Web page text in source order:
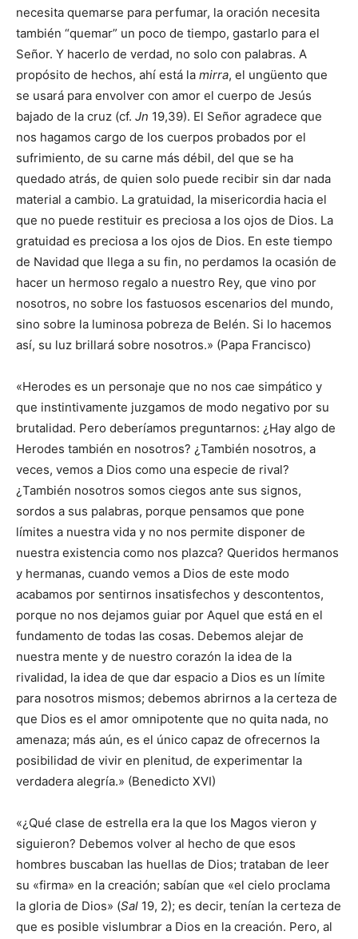
necesita quemarse para perfumar, la oración necesita
también “quemar” un poco de tiempo, gastarlo para el
Señor. Y hacerlo de verdad, no solo con palabras. A
propósito de hechos, ahí está la mirra, el ungüento que
se usará para envolver con amor el cuerpo de Jesús
bajado de la cruz (cf. Jn 19,39). El Señor agradece que
nos hagamos cargo de los cuerpos probados por el
sufrimiento, de su carne más débil, del que se ha
quedado atrás, de quien solo puede recibir sin dar nada
material a cambio. La gratuidad, la misericordia hacia el
que no puede restituir es preciosa a los ojos de Dios. La
gratuidad es preciosa a los ojos de Dios. En este tiempo
de Navidad que llega a su fin, no perdamos la ocasión de
hacer un hermoso regalo a nuestro Rey, que vino por
nosotros, no sobre los fastuosos escenarios del mundo,
sino sobre la luminosa pobreza de Belén. Si lo hacemos
así, su luz brillará sobre nosotros.» (Papa Francisco)
«Herodes es un personaje que no nos cae simpático y
que instintivamente juzgamos de modo negativo por su
brutalidad. Pero deberíamos preguntarnos: ¿Hay algo de
Herodes también en nosotros? ¿También nosotros, a
veces, vemos a Dios como una especie de rival?
¿También nosotros somos ciegos ante sus signos,
sordos a sus palabras, porque pensamos que pone
límites a nuestra vida y no nos permite disponer de
nuestra existencia como nos plazca? Queridos hermanos
y hermanas, cuando vemos a Dios de este modo
acabamos por sentirnos insatisfechos y descontentos,
porque no nos dejamos guiar por Aquel que está en el
fundamento de todas las cosas. Debemos alejar de
nuestra mente y de nuestro corazón la idea de la
rivalidad, la idea de que dar espacio a Dios es un límite
para nosotros mismos; debemos abrirnos a la certeza de
que Dios es el amor omnipotente que no quita nada, no
amenaza; más aún, es el único capaz de ofrecernos la
posibilidad de vivir en plenitud, de experimentar la
verdadera alegría.» (Benedicto XVI)
«¿Qué clase de estrella era la que los Magos vieron y
siguieron? Debemos volver al hecho de que esos
hombres buscaban las huellas de Dios; trataban de leer
su «firma» en la creación; sabían que «el cielo proclama
la gloria de Dios» (Sal 19, 2); es decir, tenían la certeza de
que es posible vislumbrar a Dios en la creación. Pero, al